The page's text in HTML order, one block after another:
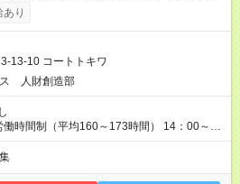
固定残業代
200円）を含んでいます。超過分には別途、
本採用時と同じです。
り
13-10 コートトキワ
人財創造部
間制（平均160～173時間） 14：00～
により異